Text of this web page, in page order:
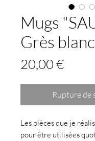
Mugs
Grès blanc
20,00 €Prix
Rupture de
Les pièces que je
pour être utilisées